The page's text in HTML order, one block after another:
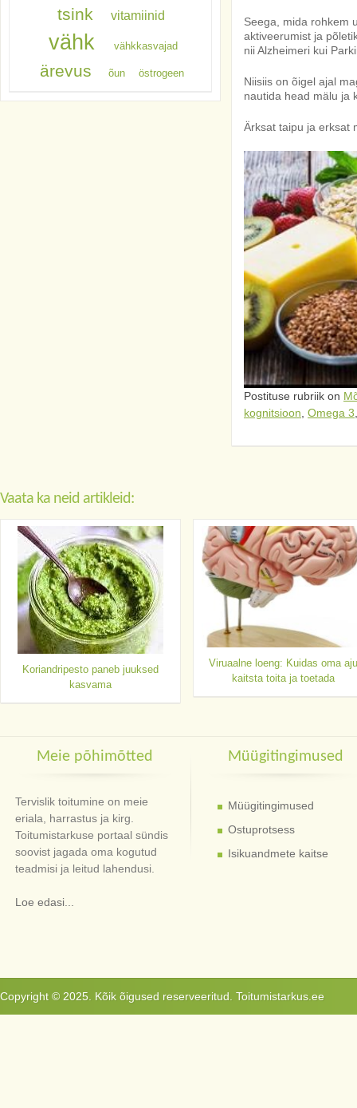
Seega, mida rohkem
aktiveerumist ja
nii Alzheimeri kui
Niisiis on õigel ajal
nautida head mälu ja
Ärksat taipu ja erksat
Postituse rubriik on
kognitsioon Omega 3
tsink vitamiinid
vähk vähkkasvajad
ärevus õun östrogeen
Vaata ka neid artikleid:
Koriandripesto paneb juuksed
kasvama
Viruaalne loeng: Kuidas oma aju
kaitsta toita ja toetada
Meie põhimõtted
Tervislik toitumine on meie
eriala, harrastus ja kirg.
Toitumistarkuse portaal sündis
soovist jagada oma kogutud
teadmisi ja leitud lahendusi.
Loe edasi...
Müügitingimused
Müügitingimused
Ostuprotsess
Isikuandmete kaitse
Copyright © 2025. Kõik õigused reserveeritud. Toitumistarkus.ee